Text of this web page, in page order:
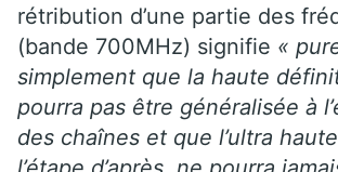
rétribution d’une partie des
(bande 700MHz) signifie «
simplement que la haute
pourra pas être généralisée à
des chaînes et que l’ultra